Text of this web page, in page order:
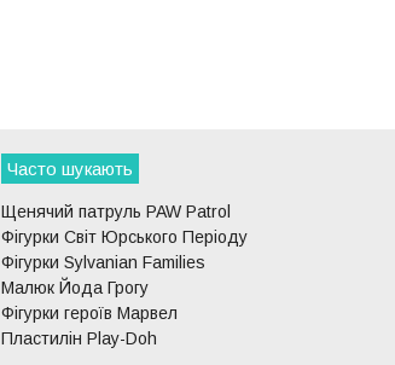
Часто шукають
Щенячий патруль PAW Patrol
Фігурки Світ Юрського Періоду
Фігурки Sylvanian Families
Малюк Йода Грогу
Фігурки героїв Марвел
Пластилін Play-Doh